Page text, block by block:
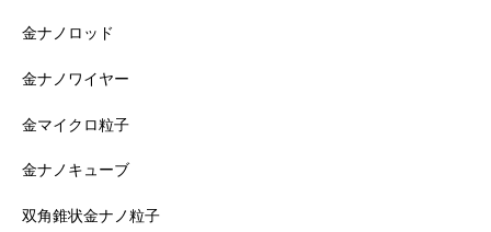
金ナノロッド
金ナノワイヤー
金マイクロ粒子
金ナノキューブ
双角錐状金ナノ粒子